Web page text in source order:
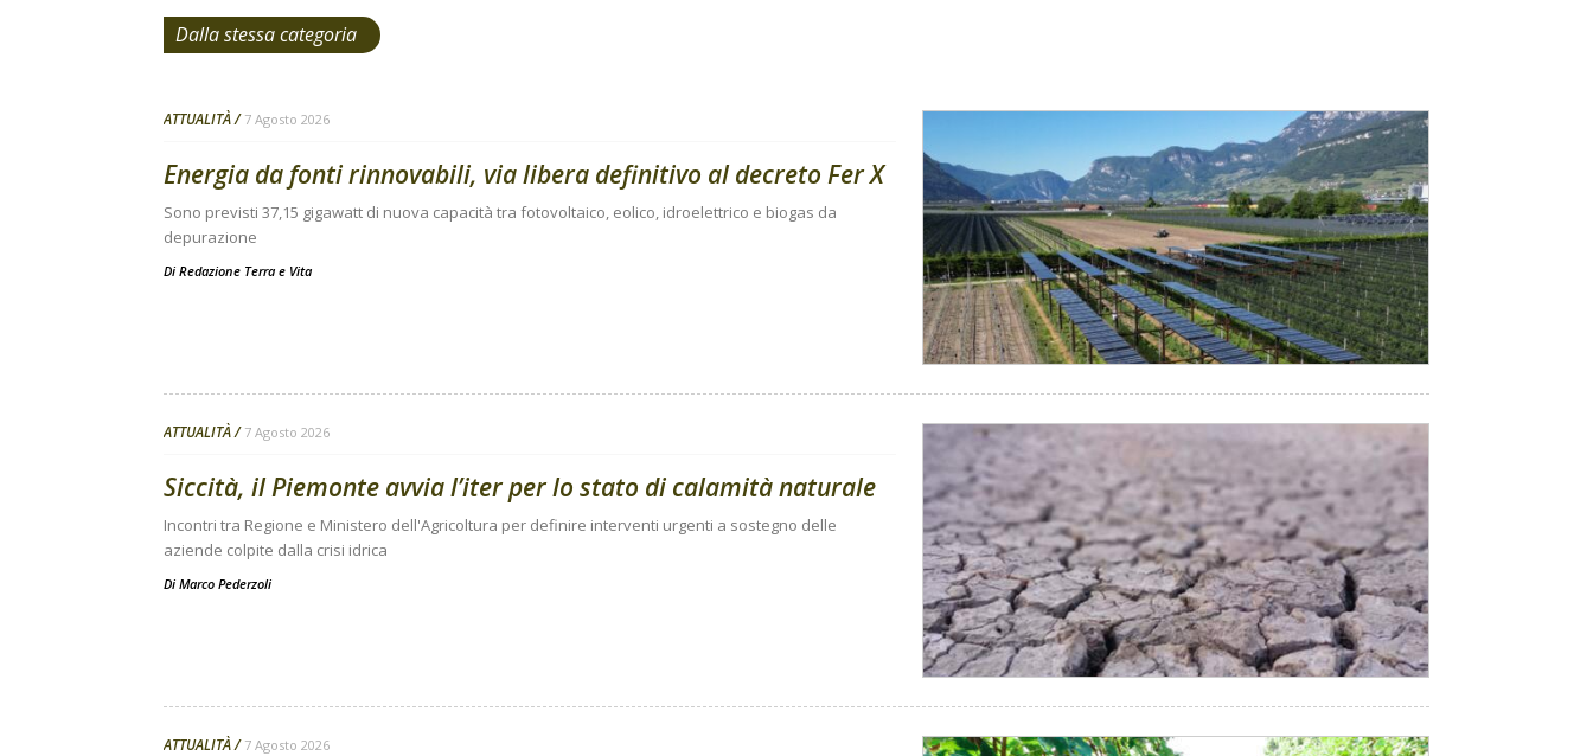
Dalla stessa categoria
ATTUALITÀ 7 Agosto 2026
Energia da fonti rinnovabili, via libera definitivo al decreto Fer X
Sono previsti 37,15 gigawatt di nuova capacità tra fotovoltaico, eolico, idroelettrico e biogas da
depurazione
Di Redazione Terra e Vita
ATTUALITÀ 7 Agosto 2026
Siccità, il Piemonte avvia l’iter per lo stato di calamità naturale
Incontri tra Regione e Ministero dell'Agricoltura per definire interventi urgenti a sostegno delle
aziende colpite dalla crisi idrica
Di Marco Pederzoli
ATTUALITÀ 7 Agosto 2026